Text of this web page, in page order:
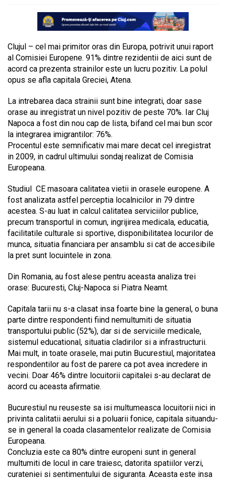
Clujul – cel mai primitor oras din Europa, potrivit unui raport
al Comisiei Europene. 91% dintre rezidentii de aici sunt de
acord ca prezenta strainilor este un lucru pozitiv. La polul
opus se afla capitala Greciei, Atena.
La intrebarea daca strainii sunt bine integrati, doar sase
orase au inregistrat un nivel pozitiv de peste 70%. Iar Cluj
Napoca a fost din nou cap de lista, bifand cel mai bun scor
la integrarea imigrantilor: 76%.
Procentul este semnificativ mai mare decat cel inregistrat
in 2009, in cadrul ultimului sondaj realizat de Comisia
Europeana.
Studiul CE masoara calitatea vietii in orasele europene. A
fost analizata astfel perceptia localnicilor in 79 dintre
acestea. S-au luat in calcul calitatea serviciilor publice,
precum transportul in comun, ingrijirea medicala, educatia,
facilitatile culturale si sportive, disponibilitatea locurilor de
munca, situatia financiara per ansamblu si cat de accesibile
la pret sunt locuintele in zona.
Din Romania, au fost alese pentru aceasta analiza trei
orase: Bucuresti, Cluj-Napoca si Piatra Neamt.
Capitala tarii nu s-a clasat insa foarte bine la general, o buna
parte dintre respondenti fiind nemultumiti de situatia
transportului public (52%), dar si de serviciile medicale,
sistemul educational, situatia cladirilor si a infrastructurii.
Mai mult, in toate orasele, mai putin Bucurestiul, majoritatea
respondentilor au fost de parere ca pot avea incredere in
vecini. Doar 46% dintre locuitorii capitalei s-au declarat de
acord cu aceasta afirmatie.
Bucurestiul nu reuseste sa isi multumeasca locuitorii nici in
privinta calitatii aerului si a poluarii fonice, capitala situandu-
se in general la coada clasamentelor realizate de Comisia
Europeana.
Concluzia este ca 80% dintre europeni sunt in general
multumiti de locul in care traiesc, datorita spatiilor verzi,
curateniei si sentimentului de siguranta. Aceasta este insa